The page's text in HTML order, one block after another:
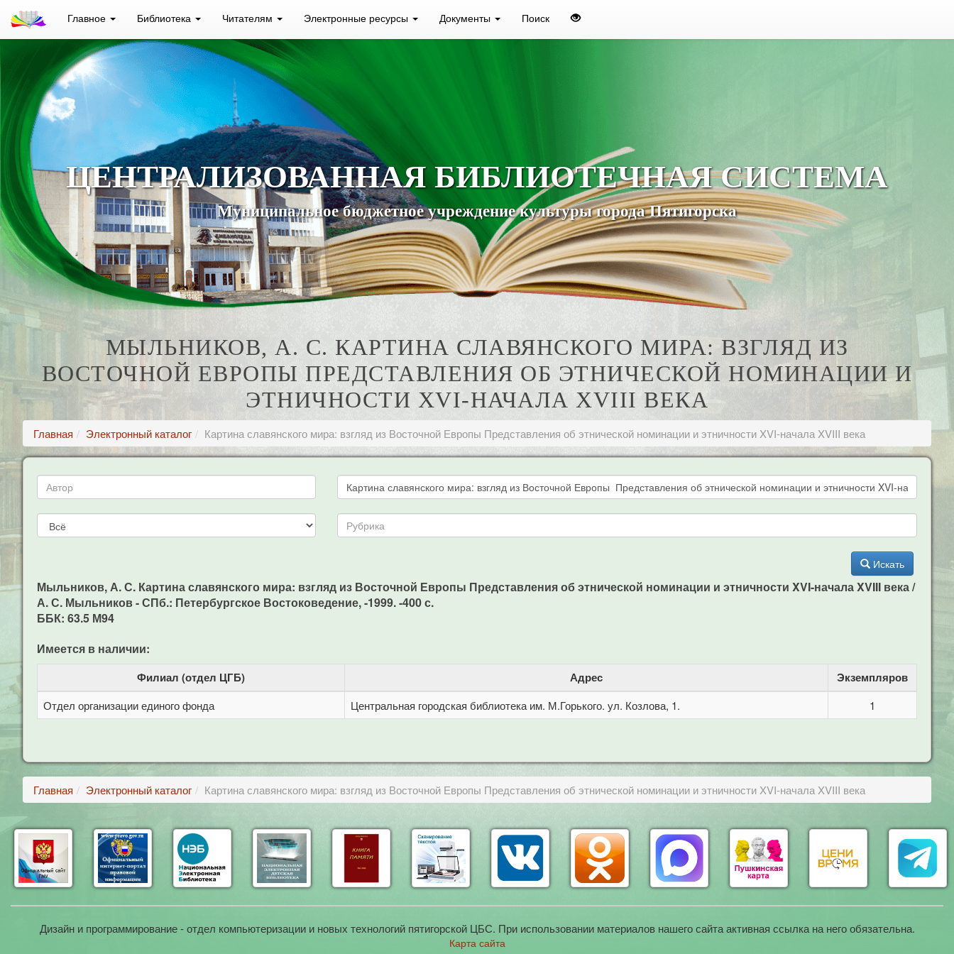
Главное Библиотека Читателям Электронные ресурсы Документы Поиск
ЦЕНТРАЛИЗОВАННАЯ БИБЛИОТЕЧНАЯ СИСТЕМА
Муниципальное бюджетное учреждение культуры города Пятигорска
МЫЛЬНИКОВ, А. С. КАРТИНА СЛАВЯНСКОГО МИРА: ВЗГЛЯД ИЗ
ВОСТОЧНОЙ ЕВРОПЫ ПРЕДСТАВЛЕНИЯ ОБ ЭТНИЧЕСКОЙ НОМИНАЦИИ И
ЭТНИЧНОСТИ XVI-НАЧАЛА XVIII ВЕКА
Главная Электронный каталог Картина славянского мира: взгляд из Восточной Европы Представления об этнической номинации и этничности XVI-начала XVIII века
Искать
Мыльников, А. С. Картина славянского мира: взгляд из Восточной Европы Представления об этнической номинации и этничности XVI-начала XVIII века /
А. С. Мыльников - СПб.: Петербургское Востоковедение, -1999. -400 с.
ББК: 63.5 М94
Имеется в наличии:
Филиал (отдел ЦГБ) Адрес Экземпляров
Отдел организации единого фонда Центральная городская библиотека им. М.Горького. ул. Козлова, 1. 1
Главная Электронный каталог Картина славянского мира: взгляд из Восточной Европы Представления об этнической номинации и этничности XVI-начала XVIII века
Дизайн и программирование - отдел компьютеризации и новых технологий пятигорской ЦБС. При использовании материалов нашего сайта активная ссылка на него обязательна.
Карта сайта